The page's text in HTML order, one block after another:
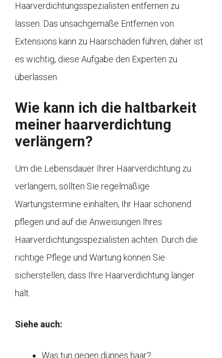
Haarverdichtungsspezialisten entfernen zu
lassen. Das unsachgemäße Entfernen von
Extensions kann zu Haarschäden führen, daher ist
es wichtig, diese Aufgabe den Experten zu
überlassen.
Wie kann ich die haltbarkeit
meiner haarverdichtung
verlängern?
Um die Lebensdauer Ihrer Haarverdichtung zu
verlängern, sollten Sie regelmäßige
Wartungstermine einhalten, Ihr Haar schonend
pflegen und auf die Anweisungen Ihres
Haarverdichtungsspezialisten achten. Durch die
richtige Pflege und Wartung können Sie
sicherstellen, dass Ihre Haarverdichtung länger
hält.
Siehe auch:
Was tun gegen dünnes haar?